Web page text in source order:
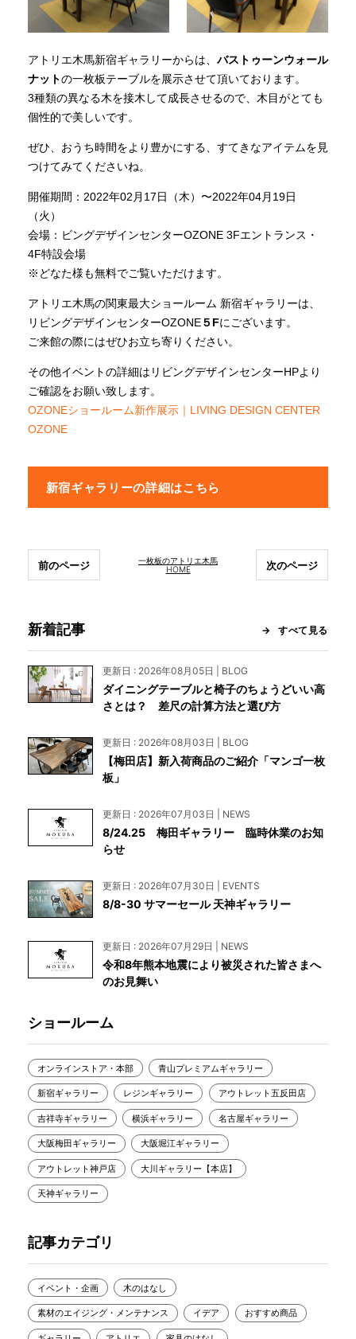
アトリエ木馬新宿ギャラリーからは、 バストゥーンウォール
ナットの一枚板テーブルを展示させて頂いております。
3種類の異なる木を接木して成長させるので、木目がとても
個性的で美しいです。
ぜひ、おうち時間をより豊かにする、すてきなアイテムを見
つけてみてくださいね。
開催期間：2022年02月17日（木）〜2022年04月19日
（火）
会場：ビングデザインセンターOZONE 3Fエントランス・
4F特設会場
※どなた様も無料でご覧いただけます。
アトリエ木馬の関東最大ショールーム 新宿ギャラリーは、
リビングデザインセンターOZONE５ Fにございます。
ご来館の際にはぜひお立ち寄りください。
その他イベントの詳細はリビングデザインセンターHPより
ご確認をお願い致します。
OZONEショールーム新作展示｜LIVING DESIGN CENTER
OZONE
新宿ギャラリーの詳細はこちら
一枚板のアトリエ木馬
HOME
前のページ 次のページ
新着記事 すべて見る
更新日 : 2026年08月05日 | BLOG
ダイニングテーブルと椅子のちょうどいい高
さとは？ 差尺の計算方法と選び方
更新日 : 2026年08月03日 | BLOG
【梅田店】新入荷商品のご紹介「マンゴ一枚
板」
更新日 : 2026年07月03日 | NEWS
8/24.25 梅田ギャラリー 臨時休業のお知
らせ
更新日 : 2026年07月30日 | EVENTS
8/8-30 サマーセール 天神ギャラリー
更新日 : 2026年07月29日 | NEWS
令和8年熊本地震により被災された皆さまへ
のお見舞い
ショールーム
オンラインストア・本部 青山プレミアムギャラリー
新宿ギャラリー レジンギャラリー アウトレット五反田店
吉祥寺ギャラリー 横浜ギャラリー 名古屋ギャラリー
大阪梅田ギャラリー 大阪堀江ギャラリー
アウトレット神戸店 大川ギャラリー【本店】
天神ギャラリー
記事カテゴリ
イベント・企画 木のはなし
素材のエイジング・メンテナンス イデア おすすめ商品